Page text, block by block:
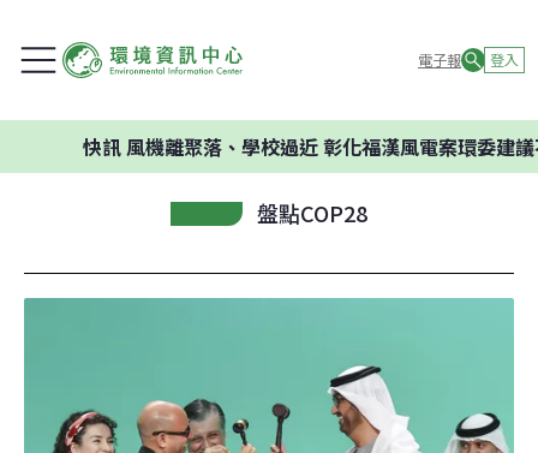
電子報 登入
風機離聚落、學校過近 彰化福漢風電案環委建議不應開發
盤點COP28